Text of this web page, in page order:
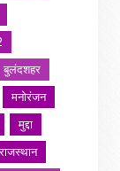
बुलंदशहर
मनोरंजन
मुद्दा
राजस्थान